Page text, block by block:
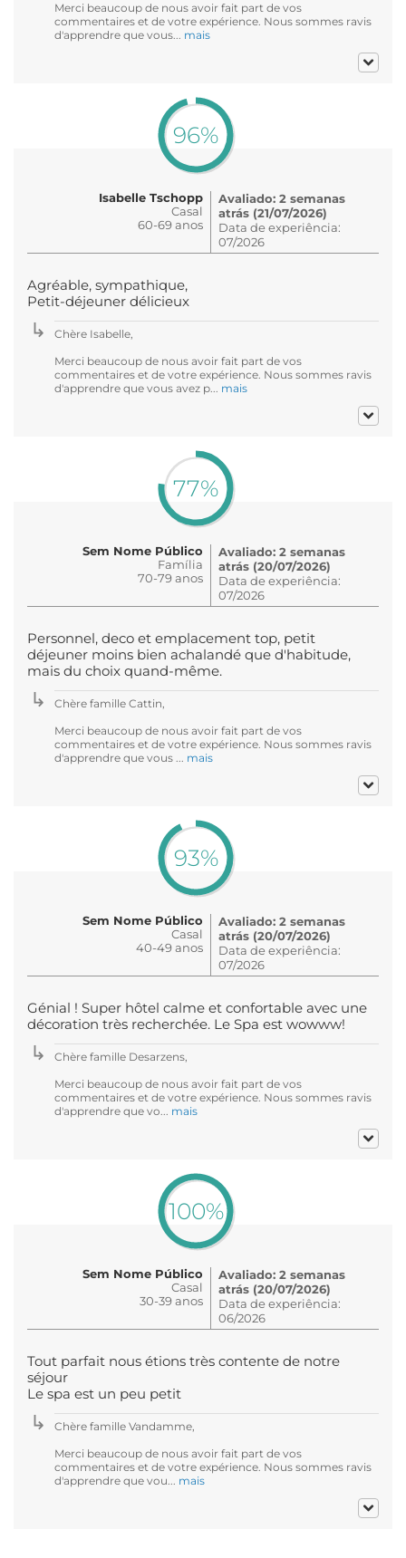
Merci beaucoup de nous avoir fait part de vos
commentaires et de votre expérience. Nous sommes ravis
d'apprendre que vous... mais
96%
Isabelle Tschopp
Casal
60-69 anos
Avaliado: 2 semanas
atrás (21/07/2026)
Data de experiência:
07/2026
Agréable, sympathique,
Petit-déjeuner délicieux
Chère Isabelle,
Merci beaucoup de nous avoir fait part de vos
commentaires et de votre expérience. Nous sommes ravis
d'apprendre que vous avez p... mais
77%
Sem Nome Público
Família
70-79 anos
Avaliado: 2 semanas
atrás (20/07/2026)
Data de experiência:
07/2026
Personnel, deco et emplacement top, petit
déjeuner moins bien achalandé que d'habitude,
mais du choix quand-même.
Chère famille Cattin,
Merci beaucoup de nous avoir fait part de vos
commentaires et de votre expérience. Nous sommes ravis
d'apprendre que vous ... mais
93%
Sem Nome Público
Casal
40-49 anos
Avaliado: 2 semanas
atrás (20/07/2026)
Data de experiência:
07/2026
Génial ! Super hôtel calme et confortable avec une
décoration très recherchée. Le Spa est wowww!
Chère famille Desarzens,
Merci beaucoup de nous avoir fait part de vos
commentaires et de votre expérience. Nous sommes ravis
d'apprendre que vo... mais
100%
Sem Nome Público
Casal
30-39 anos
Avaliado: 2 semanas
atrás (20/07/2026)
Data de experiência:
06/2026
Tout parfait nous étions très contente de notre
séjour
Le spa est un peu petit
Chère famille Vandamme,
Merci beaucoup de nous avoir fait part de vos
commentaires et de votre expérience. Nous sommes ravis
d'apprendre que vou... mais